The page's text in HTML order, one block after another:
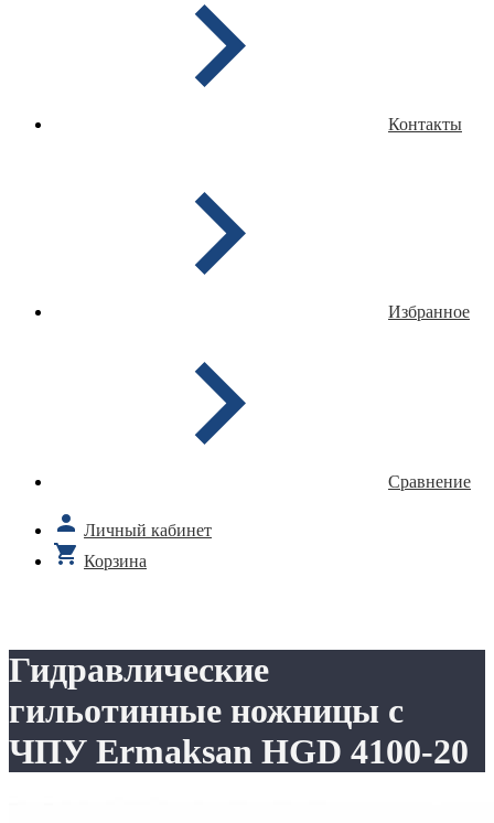
Контакты
Избранное
Сравнение
Личный кабинет
Корзина
Гидравлические
гильотинные ножницы с
ЧПУ Ermaksan HGD 4100-20